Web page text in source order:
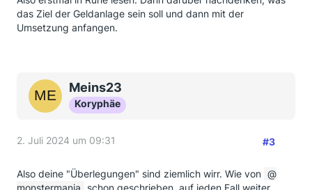
das Ziel der Geldanlage sein soll und dann mit der
Umsetzung anfangen.
Meins23
Koryphäe
2. Juli 2024 um 09:31 #3
Also deine "Überlegungen" sind ziemlich wirr. Wie von
monstermania
schon geschrieben, auf jeden Fall weiter